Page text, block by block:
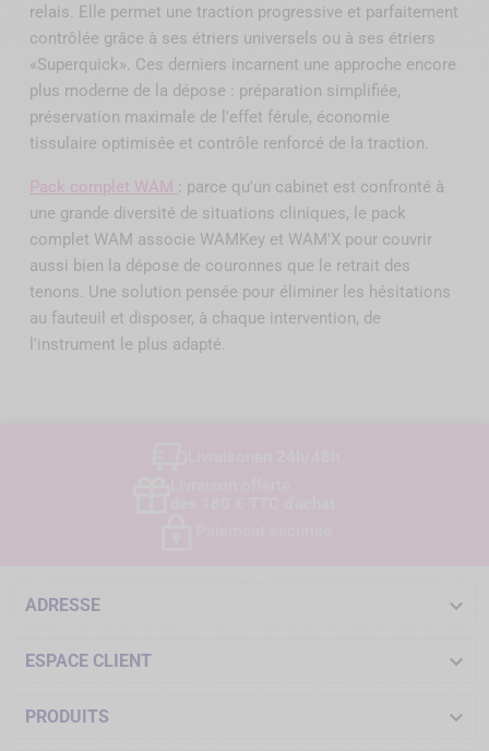
relais. Elle permet une traction progressive et parfaitement
contrôlée grâce à ses étriers universels ou à ses étriers
«Superquick». Ces derniers incarnent une approche encore
plus moderne de la dépose : préparation simplifiée,
préservation maximale de l'effet férule, économie
tissulaire optimisée et contrôle renforcé de la traction.
Pack complet WAM : parce qu'un cabinet est confronté à
une grande diversité de situations cliniques, le pack
complet WAM associe WAMKey et WAM'X pour couvrir
aussi bien la dépose de couronnes que le retrait des
tenons. Une solution pensée pour éliminer les hésitations
au fauteuil et disposer, à chaque intervention, de
l'instrument le plus adapté.
ADRESSE 
ESPACE CLIENT 
PRODUITS 